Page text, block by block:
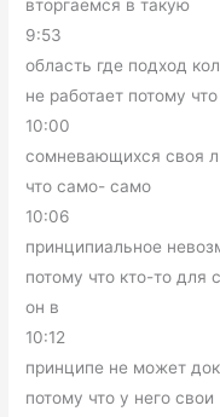
вторгаемся в такую
9:53
область где подход
не работает потому
10:00
сомневающихся своя
что само- само
10:06
принципиальное
потому что кто-то для
он в
10:12
принципе не может
потому что у него